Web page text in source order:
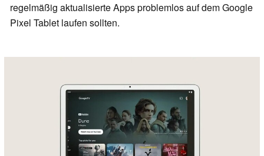
regelmäßig aktualisierte Apps problemlos auf dem Google
Pixel Tablet laufen sollten.